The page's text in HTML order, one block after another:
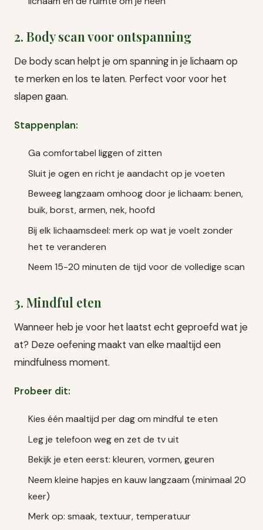
2. Body scan voor ontspanning
De body scan helpt je om spanning in je lichaam op
te merken en los te laten. Perfect voor voor het
slapen gaan.
Stappenplan:
Ga comfortabel liggen of zitten
Sluit je ogen en richt je aandacht op je voeten
Beweeg langzaam omhoog door je lichaam: benen,
buik, borst, armen, nek, hoofd
Bij elk lichaamsdeel: merk op wat je voelt zonder
het te veranderen
Neem 15-20 minuten de tijd voor de volledige scan
3. Mindful eten
Wanneer heb je voor het laatst echt geproefd wat je
at? Deze oefening maakt van elke maaltijd een
mindfulness moment.
Probeer dit:
Kies één maaltijd per dag om mindful te eten
Leg je telefoon weg en zet de tv uit
Bekijk je eten eerst: kleuren, vormen, geuren
Neem kleine hapjes en kauw langzaam (minimaal 20
keer)
Merk op: smaak, textuur, temperatuur